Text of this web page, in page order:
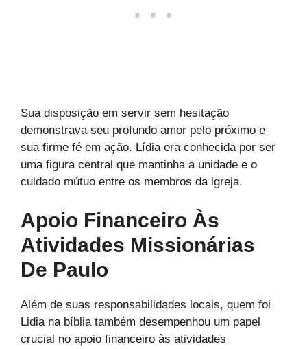
Sua disposição em servir sem hesitação
demonstrava seu profundo amor pelo próximo e
sua firme fé em ação. Lídia era conhecida por ser
uma figura central que mantinha a unidade e o
cuidado mútuo entre os membros da igreja.
Apoio Financeiro Às
Atividades Missionárias
De Paulo
Além de suas responsabilidades locais, quem foi
Lidia na bíblia também desempenhou um papel
crucial no apoio financeiro às atividades